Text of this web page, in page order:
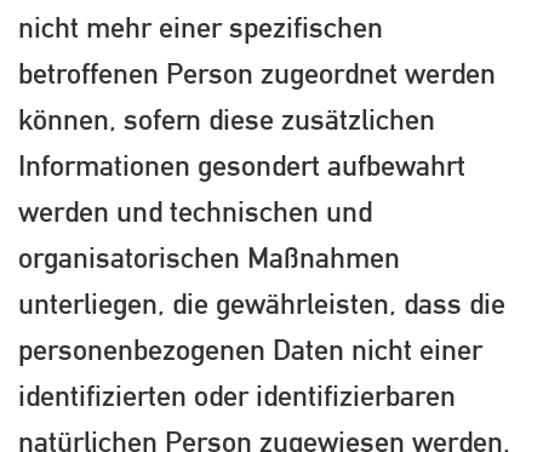
nicht mehr einer spezifischen
betroffenen Person zugeordnet werden
können, sofern diese zusätzlichen
Informationen gesondert aufbewahrt
werden und technischen und
organisatorischen Maßnahmen
unterliegen, die gewährleisten, dass die
personenbezogenen Daten nicht einer
identifizierten oder identifizierbaren
natürlichen Person zugewiesen werden.